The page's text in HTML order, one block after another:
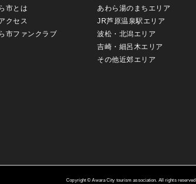
市とは
クセス
市ファンクラブ
あわら湯のまちエリア
JR芦原温泉駅エリア
波松・北潟エリア
吉崎・細呂木エリア
その他近郊エリア
Copyright © Awara City tourism association. All rights reserved.